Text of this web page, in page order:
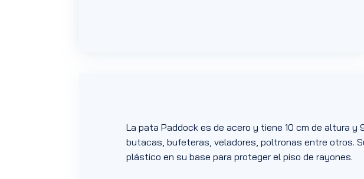
La pata Paddock es de acero y tiene 10 cm de altura
butacas, bufeteras, veladores, poltronas entre otros.
plástico en su base para proteger el piso de rayones.